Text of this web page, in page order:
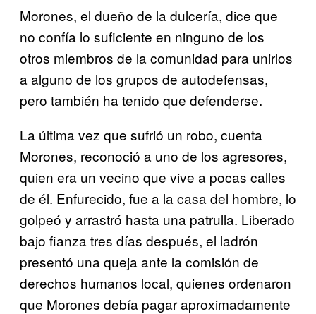
Morones, el dueño de la dulcería, dice que
no confía lo suficiente en ninguno de los
otros miembros de la comunidad para unirlos
a alguno de los grupos de autodefensas,
pero también ha tenido que defenderse.
La última vez que sufrió un robo, cuenta
Morones, reconoció a uno de los agresores,
quien era un vecino que vive a pocas calles
de él. Enfurecido, fue a la casa del hombre, lo
golpeó y arrastró hasta una patrulla. Liberado
bajo fianza tres días después, el ladrón
presentó una queja ante la comisión de
derechos humanos local, quienes ordenaron
que Morones debía pagar aproximadamente